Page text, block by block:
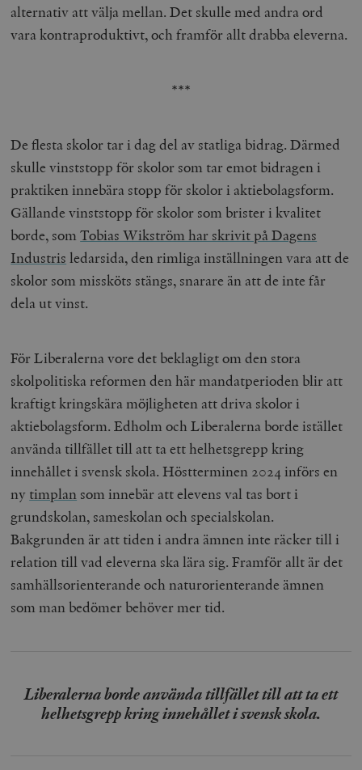
alternativ att välja mellan. Det skulle med andra ord
vara kontraproduktivt, och framför allt drabba eleverna.
***
De flesta skolor tar i dag del av statliga bidrag. Därmed
skulle vinststopp för skolor som tar emot bidragen i
praktiken innebära stopp för skolor i aktiebolagsform.
Gällande vinststopp för skolor som brister i kvalitet
borde, somTobias Wikström har skrivit på Dagens
Industris ledarsida, den rimliga inställningen vara att de
skolor som missköts stängs, snarare än att de inte får
dela ut vinst.
För Liberalerna vore det beklagligt om den stora
skolpolitiska reformen den här mandatperioden blir att
kraftigt kringskära möjligheten att driva skolor i
aktiebolagsform. Edholm och Liberalerna borde istället
använda tillfället till att ta ett helhetsgrepp kring
innehållet i svensk skola. Höstterminen 2024 införs en
ny timplan som innebär att elevens val tas bort i
grundskolan, sameskolan och specialskolan.
Bakgrunden är att tiden i andra ämnen inte räcker till i
relation till vad eleverna ska lära sig. Framför allt är det
samhällsorienterande och naturorienterande ämnen
som man bedömer behöver mer tid.
Liberalerna borde använda tillfället till att ta ett
helhetsgrepp kring innehållet i svensk skola.